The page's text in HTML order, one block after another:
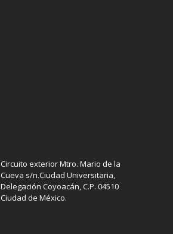
Circuito exterior Mtro. Mario de la
Cueva s/n.Ciudad Universitaria,
Delegación Coyoacán, C.P. 04510
Ciudad de México.